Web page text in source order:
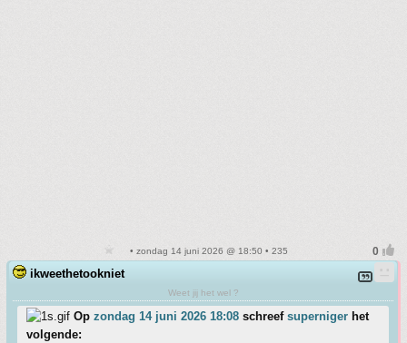
• zondag 14 juni 2026 @ 18:50 • 235
ikweethetookniet
Weet jij het wel ?
Op zondag 14 juni 2026 18:08 schreef superniger het
volgende: